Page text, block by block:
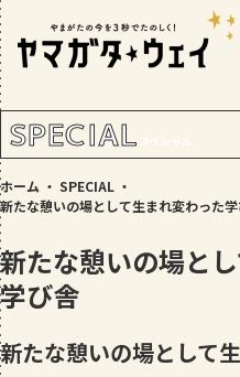
地元民が選
【30選】ラン
GOURMET
ウェイが厳選
GOURMET
SPECIAL スペシャル
ホーム ・ SPECIAL ・
新たな憩いの場として生まれ変わった
新たな憩いの場と
学び舎
新たな憩いの場として